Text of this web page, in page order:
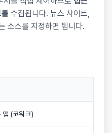
수집됩니다. 뉴스 사이트,
소스를 지정하면 됩니다.
앱 (코워크)